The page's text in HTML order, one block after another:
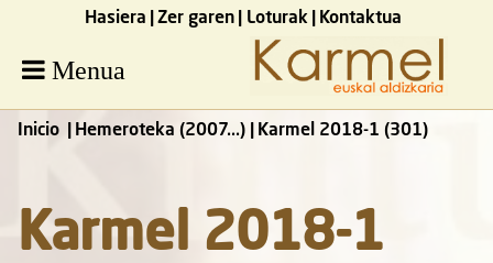
Hasiera Zer garen Loturak Kontaktua
Menua
Inicio Hemeroteka (2007...) Karmel 2018-1 (301)
Karmel 2018-1